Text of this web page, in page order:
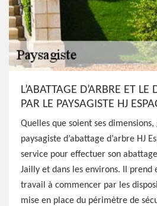
L’ABATTAGE D’ARBRE ET LE
PAR LE PAYSAGISTE HJ
Quelles que soient ses
paysagiste d’abattage d’arbre HJ
service pour effectuer son
Jailly et dans les environs. Il prend
travail à commencer par les
mise en place du périmètre de